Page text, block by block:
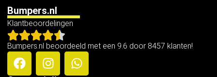
Bumpers.nl
Klantbeoordelingen
Bumpers.nl beoordeeld met een 9.6 door 8457 klanten!